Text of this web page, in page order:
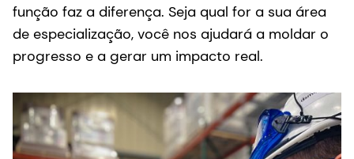
função faz a diferença. Seja qual for a sua área
de especialização, você nos ajudará a moldar o
progresso e a gerar um impacto real.